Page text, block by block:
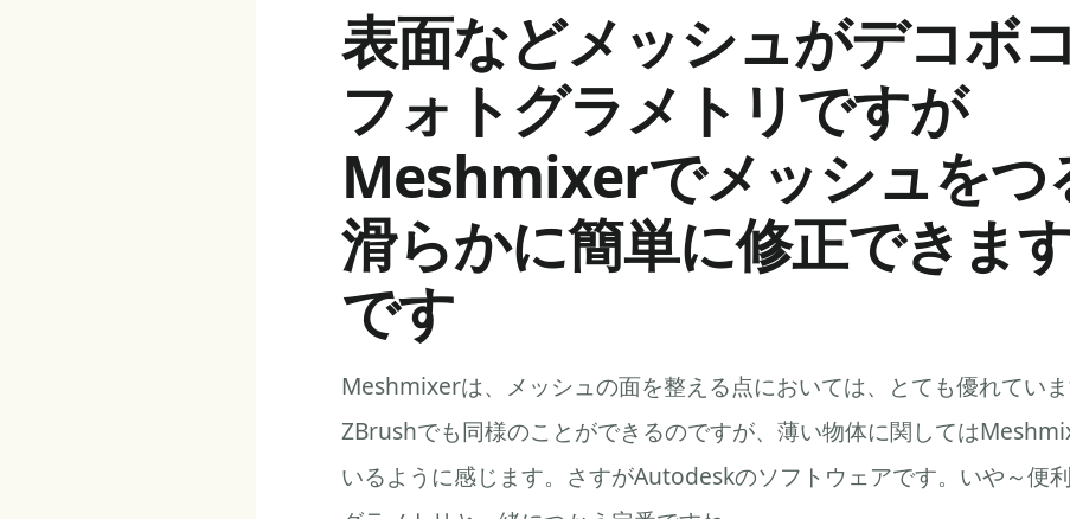
表面などメッシュがデコボ
フォトグラメトリですが
Meshmixerでメッシュをつ
滑らかに簡単に修正できま
です
Meshmixerは、メッシュの面を整える点においては、とても優れてい
ZBrushでも同様のことができるのですが、薄い物体に関しては
いるように感じます。さすがAutodeskのソフトウェアです。いや～便